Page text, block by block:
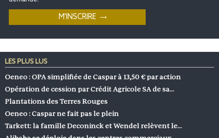
LES PLUS LUS
Oeneo : OPA simplifiée de Caspar à 13,50 € par action
Opération de cession par Crédit Agricole SA de sa…
Plantations des Terres Rouges
Oeneo : Caspar ne fait pas le plein
Tarkett: la famille Deconinck et Wendel relèvent le…